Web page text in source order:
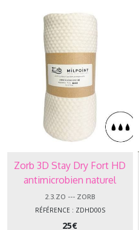
Zorb 3D Stay Dry Fort HD
antimicrobien naturel
ZDHD00S
2.3.ZO --- ZORB
RÉFÉRENCE : ZDHD00S
25€